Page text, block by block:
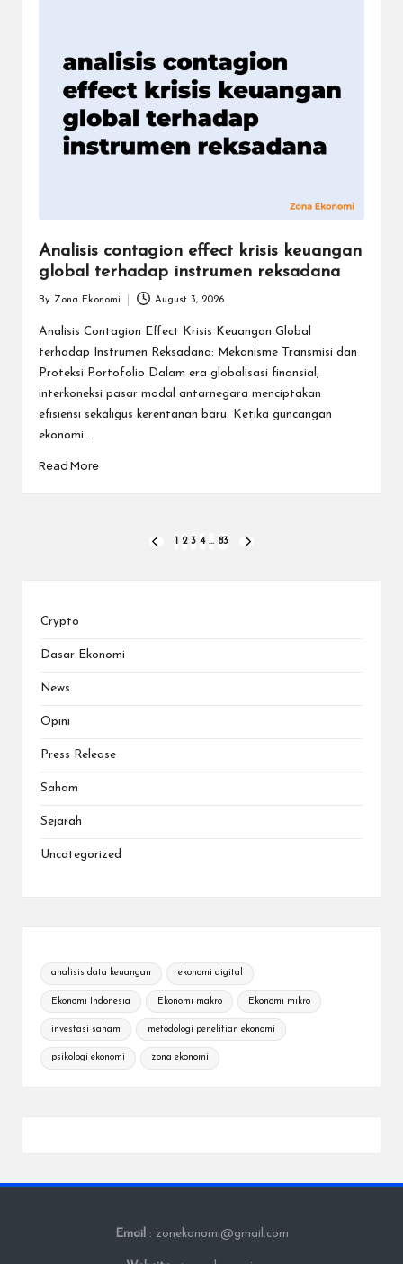
Analisis contagion effect krisis keuangan
global terhadap instrumen reksadana
Posted
by
By Zona Ekonomi August 3, 2026
Analisis Contagion Effect Krisis Keuangan Global
terhadap Instrumen Reksadana: Mekanisme Transmisi dan
Proteksi Portofolio Dalam era globalisasi finansial,
interkoneksi pasar modal antarnegara menciptakan
efisiensi sekaligus kerentanan baru. Ketika guncangan
ekonomi…
Read More
PREVIOUS
2 3 4 … 83
Crypto
Dasar Ekonomi
News
Opini
Press Release
Saham
Sejarah
Uncategorized
analisis data keuangan ekonomi digital
Ekonomi Indonesia Ekonomi makro Ekonomi mikro
investasi saham metodologi penelitian ekonomi
psikologi ekonomi zona ekonomi
Email : zonekonomi@gmail.com